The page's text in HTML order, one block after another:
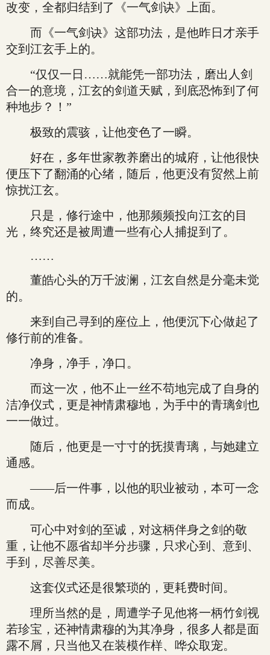
改变，全都归结到了《一气剑诀》上面。
而《一气剑诀》这部功法，是他昨日才亲手
交到江玄手上的。
“仅仅一日……就能凭一部功法，磨出人剑
合一的意境，江玄的剑道天赋，到底恐怖到了何
种地步？！”
极致的震骇，让他变色了一瞬。
好在，多年世家教养磨出的城府，让他很快
便压下了翻涌的心绪，随后，他更没有贸然上前
惊扰江玄。
只是，修行途中，他那频频投向江玄的目
光，终究还是被周遭一些有心人捕捉到了。
……
董皓心头的万千波澜，江玄自然是分毫未觉
的。
来到自己寻到的座位上，他便沉下心做起了
修行前的准备。
净身，净手，净口。
而这一次，他不止一丝不苟地完成了自身的
洁净仪式，更是神情肃穆地，为手中的青璃剑也
一一做过。
随后，他更是一寸寸的抚摸青璃，与她建立
通感。
——后一件事，以他的职业被动，本可一念
而成。
可心中对剑的至诚，对这柄伴身之剑的敬
重，让他不愿省却半分步骤，只求心到、意到、
手到，尽善尽美。
这套仪式还是很繁琐的，更耗费时间。
理所当然的是，周遭学子见他将一柄竹剑视
若珍宝，还神情肃穆的为其净身，很多人都是面
露不屑，只当他又在装模作样、哗众取宠。